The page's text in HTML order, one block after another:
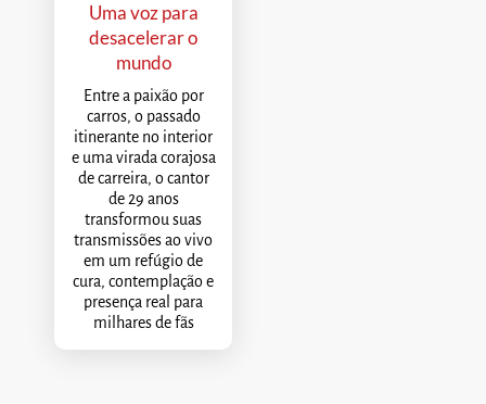
Uma voz para
desacelerar o
mundo
Entre a paixão por
carros, o passado
itinerante no interior
e uma virada corajosa
de carreira, o cantor
de 29 anos
transformou suas
transmissões ao vivo
em um refúgio de
cura, contemplação e
presença real para
milhares de fãs